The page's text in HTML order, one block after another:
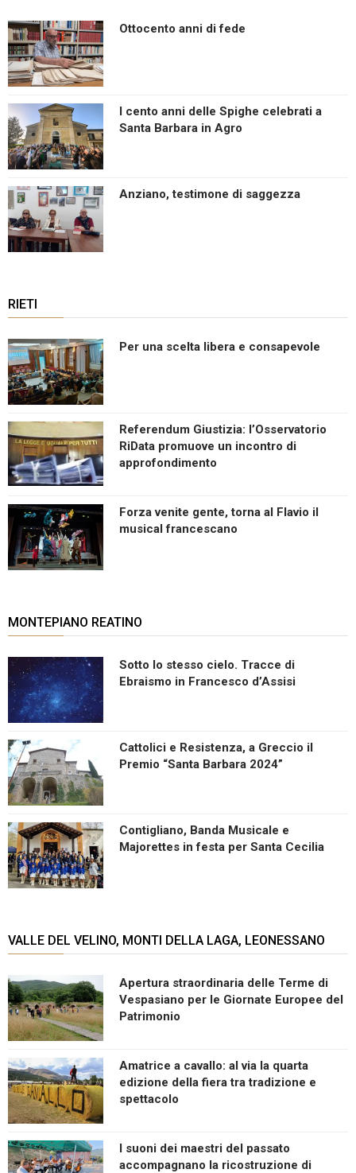
Ottocento anni di fede
I cento anni delle Spighe celebrati a
Santa Barbara in Agro
Anziano, testimone di saggezza
RIETI
Per una scelta libera e consapevole
Referendum Giustizia: l’Osservatorio
RiData promuove un incontro di
approfondimento
Forza venite gente, torna al Flavio il
musical francescano
MONTEPIANO REATINO
Sotto lo stesso cielo. Tracce di
Ebraismo in Francesco d’Assisi
Cattolici e Resistenza, a Greccio il
Premio “Santa Barbara 2024”
Contigliano, Banda Musicale e
Majorettes in festa per Santa Cecilia
VALLE DEL VELINO, MONTI DELLA LAGA, LEONESSANO
Apertura straordinaria delle Terme di
Vespasiano per le Giornate Europee del
Patrimonio
Amatrice a cavallo: al via la quarta
edizione della fiera tra tradizione e
spettacolo
I suoni dei maestri del passato
accompagnano la ricostruzione di